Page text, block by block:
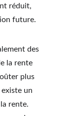
réduit,
future.
des
la rente
plus
un
rente.